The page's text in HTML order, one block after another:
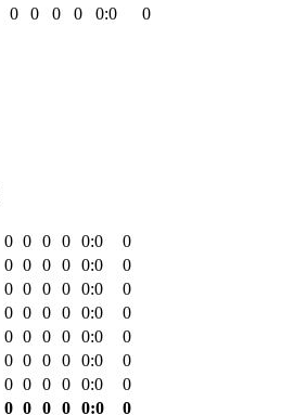
0 0 0 0 0:0 0
0 0 0 0 0:0
0
0 0 0 0 0:0
0
0 0 0 0 0:0
0
0 0 0 0 0:0
0
0 0 0 0 0:0
0
0 0 0 0 0:0
0
0 0 0 0 0:0
0
0 0 0 0 0:0 0